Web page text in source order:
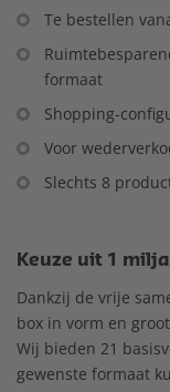
Te bestellen
formaat
Shopping-
Voor
Slechts 8
Keuze uit 1
Dankzij de vrije
box in vorm en
Wij bieden 21
gewenste formaat